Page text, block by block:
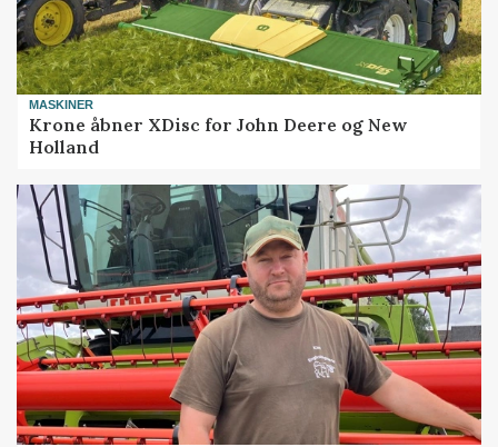
MASKINER
Krone åbner XDisc for John Deere og New
Holland